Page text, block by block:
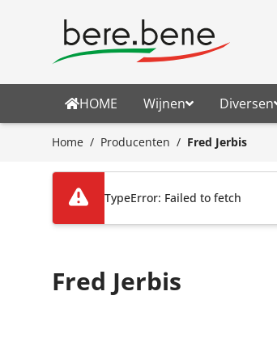
HOME Wijnen Diversen
Home / Producenten / Fred Jerbis
TypeError: Failed to fetch
Fred Jerbis